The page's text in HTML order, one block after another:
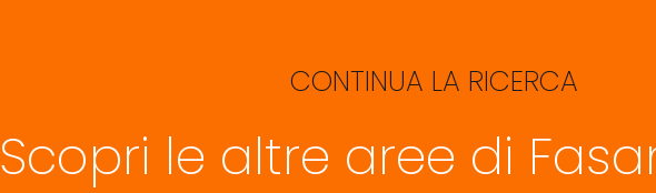
CONTINUA LA RICERCA
Scopri le altre aree di